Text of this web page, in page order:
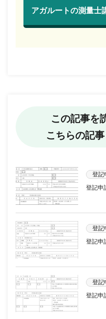
アガルートの測量士
この記事を
こちらの記
登記
登記申
登記
登記申
登記
登記申